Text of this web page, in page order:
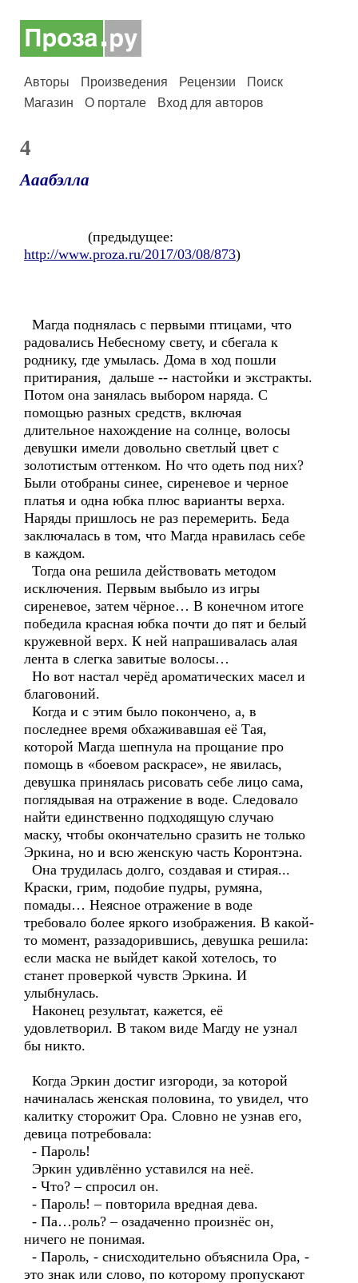
Авторы Произведения Рецензии
Поиск
Магазин
О портале Вход для авторов
4
Ааабэлла
(предыдущее:
http://www.proza.ru/2017/03/08/873)
Магда поднялась с первыми птицами, что
радовались Небесному свету, и сбегала к
роднику, где умылась. Дома в ход пошли
притирания, дальше -- настойки и экстракты.
Потом она занялась выбором наряда. С
помощью разных средств, включая
длительное нахождение на солнце, волосы
девушки имели довольно светлый цвет с
золотистым оттенком. Но что одеть под них?
Были отобраны синее, сиреневое и черное
платья и одна юбка плюс варианты верха.
Наряды пришлось не раз перемерить. Беда
заключалась в том, что Магда нравилась себе
в каждом.
Тогда она решила действовать методом
исключения. Первым выбыло из игры
сиреневое, затем чёрное… В конечном итоге
победила красная юбка почти до пят и белый
кружевной верх. К ней напрашивалась алая
лента в слегка завитые волосы…
Но вот настал черёд ароматических масел и
благовоний.
Когда и с этим было покончено, а, в
последнее время обхаживавшая её Тая,
которой Магда шепнула на прощание про
помощь в «боевом раскрасе», не явилась,
девушка принялась рисовать себе лицо сама,
поглядывая на отражение в воде. Следовало
найти единственно подходящую случаю
маску, чтобы окончательно сразить не только
Эркина, но и всю женскую часть Коронтэна.
Она трудилась долго, создавая и стирая...
Краски, грим, подобие пудры, румяна,
помады… Неясное отражение в воде
требовало более яркого изображения. В какой-
то момент, раззадорившись, девушка решила:
если маска не выйдет какой хотелось, то
станет проверкой чувств Эркина. И
улыбнулась.
Наконец результат, кажется, её
удовлетворил. В таком виде Магду не узнал
бы никто.
Когда Эркин достиг изгороди, за которой
начиналась женская половина, то увидел, что
калитку сторожит Ора. Словно не узнав его,
девица потребовала:
- Пароль!
Эркин удивлённо уставился на неё.
- Что? – спросил он.
- Пароль! – повторила вредная дева.
- Па…роль? – озадаченно произнёс он,
ничего не понимая.
- Пароль, - снисходительно объяснила Ора, -
это знак или слово, по которому пропускают